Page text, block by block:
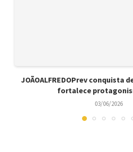
JOÃOALFREDOPrev conquista
fortalece
03/06/2026